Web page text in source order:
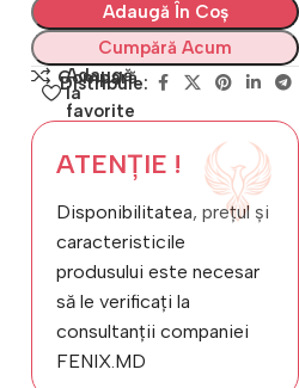
Adaugă În Coș
Cumpără Acum
Compară
Adaugă
la
favorite
Distribuie:
ATENȚIE !
Disponibilitatea, prețul și
caracteristicile
produsului este necesar
să le verificați la
consultanții companiei
FENIX.MD